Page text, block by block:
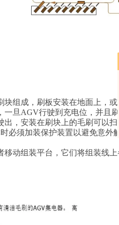
块组成，刷板安装在地面上，
一旦AGV行驶到充电位，并且
出，安装在刷块上的毛刷可以
必须加装保护装置以避免意外
动组装平台，它们将组装线